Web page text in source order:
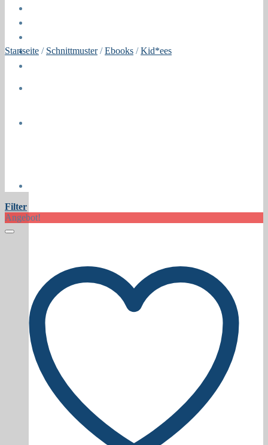
Press
Startseite / Schnittmuster / Ebooks / Kid*ees
Filter
Angebot!